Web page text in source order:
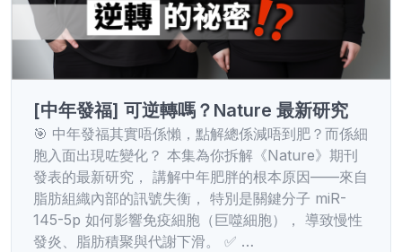
[中年發福] 可逆轉嗎？Nature 最新研究
🎯 中年發福其實唔係懶，點解總係減唔到肥？而係細
胞入面出現咗變化？ 本集為你拆解《Nature》期刊
發表的最新研究， 講解中年肥胖的根本原因——來自
脂肪組織內部的訊號失衡， 特別是關鍵分子 miR-
145-5p 如何影響免疫細胞（巨噬細胞）， 導致慢性
發炎、脂肪積聚與代謝下滑。 ✅ …